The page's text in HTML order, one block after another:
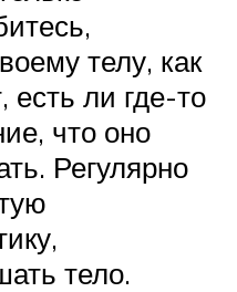
телу, как
есть ли где-то
что оно
Регулярно
тело.